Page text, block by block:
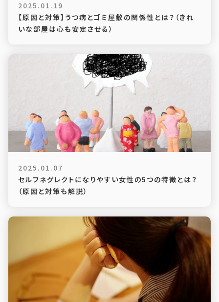
2025.01.19
【原因と対策】うつ病とゴミ屋敷の関係性とは？（きれ
いな部屋は心も安定させる）
2025.01.07
セルフネグレクトになりやすい女性の5つの特徴とは？
（原因と対策も解説）